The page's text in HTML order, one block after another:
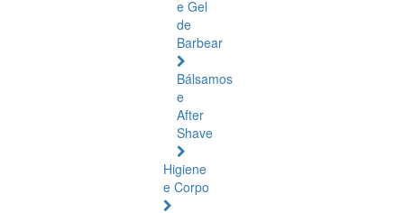
e Gel
de
Barbear
Bálsamos
e
After
Shave
Higiene
e Corpo